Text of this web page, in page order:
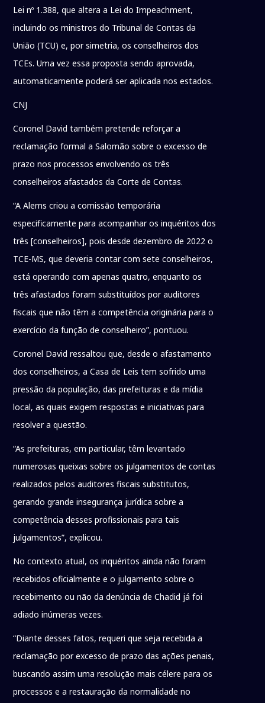
Lei nº 1.388, que altera a Lei do Impeachment,
incluindo os ministros do Tribunal de Contas da
União (TCU) e, por simetria, os conselheiros dos
TCEs. Uma vez essa proposta sendo aprovada,
automaticamente poderá ser aplicada nos estados.
CNJ
Coronel David também pretende reforçar a
reclamação formal a Salomão sobre o excesso de
prazo nos processos envolvendo os três
conselheiros afastados da Corte de Contas.
“A Alems criou a comissão temporária
especificamente para acompanhar os inquéritos dos
três [conselheiros], pois desde dezembro de 2022 o
TCE-MS, que deveria contar com sete conselheiros,
está operando com apenas quatro, enquanto os
três afastados foram substituídos por auditores
fiscais que não têm a competência originária para o
exercício da função de conselheiro”, pontuou.
Coronel David ressaltou que, desde o afastamento
dos conselheiros, a Casa de Leis tem sofrido uma
pressão da população, das prefeituras e da mídia
local, as quais exigem respostas e iniciativas para
resolver a questão.
“As prefeituras, em particular, têm levantado
numerosas queixas sobre os julgamentos de contas
realizados pelos auditores fiscais substitutos,
gerando grande insegurança jurídica sobre a
competência desses profissionais para tais
julgamentos”, explicou.
No contexto atual, os inquéritos ainda não foram
recebidos oficialmente e o julgamento sobre o
recebimento ou não da denúncia de Chadid já foi
adiado inúmeras vezes.
“Diante desses fatos, requeri que seja recebida a
reclamação por excesso de prazo das ações penais,
buscando assim uma resolução mais célere para os
processos e a restauração da normalidade no